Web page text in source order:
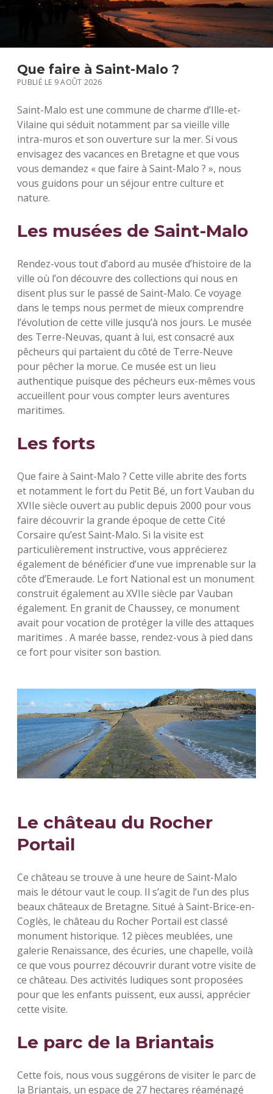
Que faire à Saint-Malo ?
PUBLIÉ LE 9 AOÛT 2026
Saint-Malo est une commune de charme d’Ille-et-
Vilaine qui séduit notamment par sa vieille ville
intra-muros et son ouverture sur la mer. Si vous
envisagez des vacances en Bretagne et que vous
vous demandez « que faire à Saint-Malo ? », nous
vous guidons pour un séjour entre culture et
nature.
Les musées de Saint-Malo
Rendez-vous tout d’abord au musée d’histoire de la
ville où l’on découvre des collections qui nous en
disent plus sur le passé de Saint-Malo. Ce voyage
dans le temps nous permet de mieux comprendre
l’évolution de cette ville jusqu’à nos jours. Le musée
des Terre-Neuvas, quant à lui, est consacré aux
pêcheurs qui partaient du côté de Terre-Neuve
pour pêcher la morue. Ce musée est un lieu
authentique puisque des pécheurs eux-mêmes vous
accueillent pour vous compter leurs aventures
maritimes.
Les forts
Que faire à Saint-Malo ? Cette ville abrite des forts
et notamment le fort du Petit Bé, un fort Vauban du
XVIIe siècle ouvert au public depuis 2000 pour vous
faire découvrir la grande époque de cette Cité
Corsaire qu’est Saint-Malo. Si la visite est
particulièrement instructive, vous apprécierez
également de bénéficier d’une vue imprenable sur la
côte d’Emeraude. Le fort National est un monument
construit également au XVIIe siècle par Vauban
également. En granit de Chaussey, ce monument
avait pour vocation de protéger la ville des attaques
maritimes . A marée basse, rendez-vous à pied dans
ce fort pour visiter son bastion.
Le château du Rocher
Portail
Ce château se trouve à une heure de Saint-Malo
mais le détour vaut le coup. Il s’agit de l’un des plus
beaux châteaux de Bretagne. Situé à Saint-Brice-en-
Coglès, le château du Rocher Portail est classé
monument historique. 12 pièces meublées, une
galerie Renaissance, des écuries, une chapelle, voilà
ce que vous pourrez découvrir durant votre visite de
ce château. Des activités ludiques sont proposées
pour que les enfants puissent, eux aussi, apprécier
cette visite.
Le parc de la Briantais
Cette fois, nous vous suggérons de visiter le parc de
la Briantais, un espace de 27 hectares réaménagé